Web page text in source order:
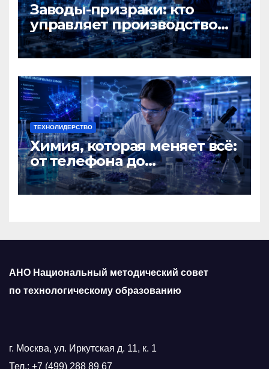
Заводы-призраки: кто
управляет производством
будущего?
ТЕХНОЛИДЕРСТВО
Химия, которая меняет всё:
от телефона до
космического корабля
АНО Национальный методический совет
по технологическому образованию
г. Москва, ул. Иркутская д. 11, к. 1
Тел.: +7 (499) 288 89 67